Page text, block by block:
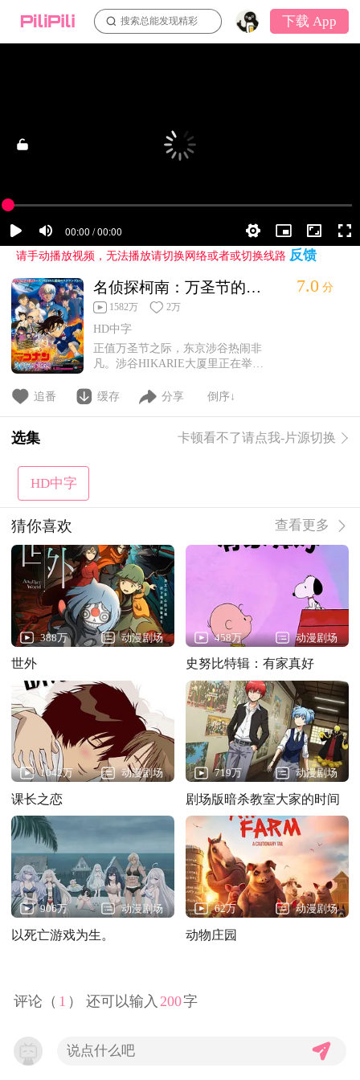
搜索总能发现精彩 下载 App
请手动播放视频，无法播放请切换网络或者或切换线路 反馈
名侦探柯南：万圣节的新娘第1集
1582万 2万
HD中字
正值万圣节之际，东京涉谷热闹非
凡。涉谷HIKARIE大厦里正在举办
视厅的佐藤警官。当柯南等宾客都
佐藤而受伤，好在性命无忧。可这
7.0 分
追番 缓存 分享 倒序↓
选集 卡顿看不了请点我-片源切换
HD中字
猜你喜欢 查看更多
388万 动漫剧场
世外
458万 动漫剧场
史努比特辑：有家真好
1042万 动漫剧场
课长之恋
719万 动漫剧场
剧场版暗杀教室大家的时间
906万 动漫剧场
以死亡游戏为生。
62万 动漫剧场
动物庄园
评论（ 1 ） 还可以输入 200字